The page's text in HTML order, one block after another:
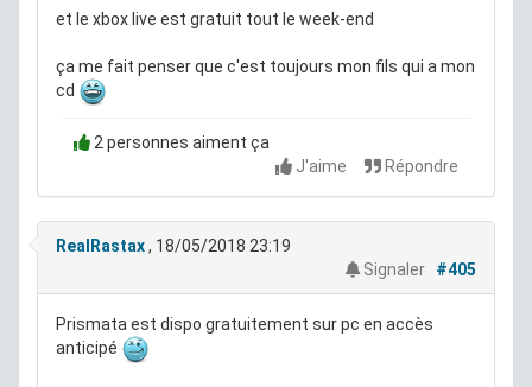
et le xbox live est gratuit tout le week-end
ça me fait penser que c'est toujours mon fils qui a mon
cd
2 personnes aiment ça
J'aime
Répondre
RealRastax, 18/05/2018 23:19
Signaler
#405
Prismata est dispo gratuitement sur pc en accès
anticipé